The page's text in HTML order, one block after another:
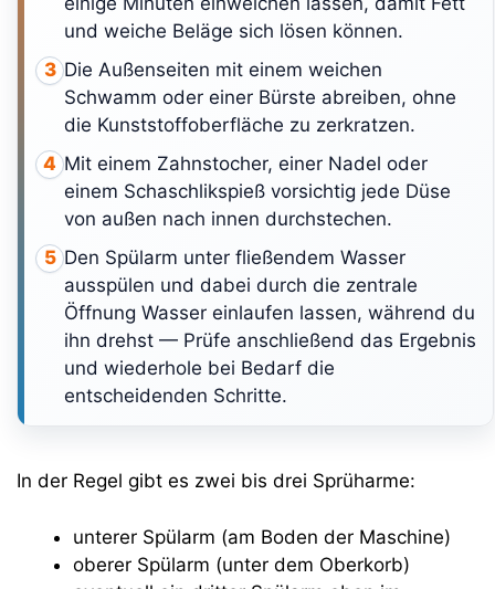
und weiche Beläge sich lösen können.
3 Die Außenseiten mit einem weichen
Schwamm oder einer Bürste abreiben, ohne
die Kunststoffoberfläche zu zerkratzen.
4 Mit einem Zahnstocher, einer Nadel oder
einem Schaschlikspieß vorsichtig jede Düse
von außen nach innen durchstechen.
5 Den Spülarm unter fließendem Wasser
ausspülen und dabei durch die zentrale
Öffnung Wasser einlaufen lassen, während du
ihn drehst — Prüfe anschließend das Ergebnis
und wiederhole bei Bedarf die
entscheidenden Schritte.
In der Regel gibt es zwei bis drei Sprüharme:
unterer Spülarm (am Boden der Maschine)
oberer Spülarm (unter dem Oberkorb)